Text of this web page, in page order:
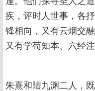
疾，评时人世事，各
锋相向，又有云烟交
又有学苟知本、六经
朱熹和陆九渊二人，